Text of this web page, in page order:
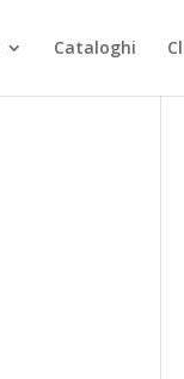
Cataloghi